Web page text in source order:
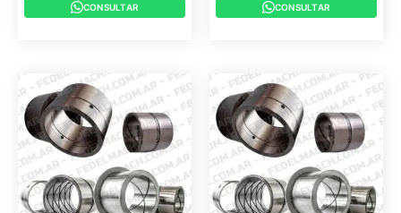
CONSULTAR CONSULTAR